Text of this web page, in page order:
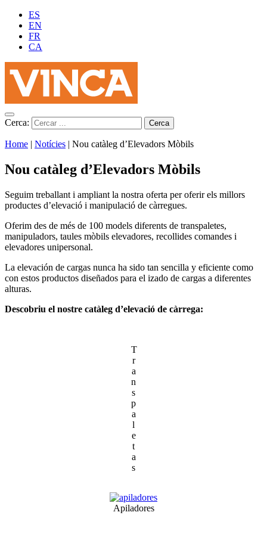
ES
EN
FR
CA
Cerca:
Home | Notícies | Nou catàleg d’Elevadors Mòbils
Nou catàleg d’Elevadors Mòbils
Seguim treballant i ampliant la nostra oferta per oferir els millors
productes d’elevació i manipulació de càrregues.
Oferim des de més de 100 models diferents de transpaletes,
manipuladors, taules mòbils elevadores, recollides comandes i
elevadores unipersonal.
La elevación de cargas nunca ha sido tan sencilla y eficiente como
con estos productos diseñados para el izado de cargas a diferentes
alturas.
Descobriu el nostre catàleg d’elevació de càrrega:
T
r
a
n
s
p
a
l
e
t
a
s
Apiladores